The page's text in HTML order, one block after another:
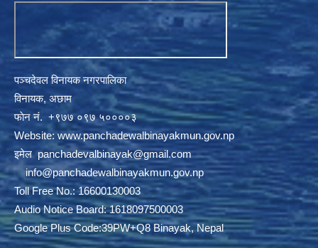
पञ्चदेवल विनायक नगरपालिका
विनायक, अछाम
फाेन नं‍‍‍‍. ‌+९७७ ०९७ ५००००३
Website: www.panchadewalbinayakmun.gov.np
इमेलpanchadevalbinayak@gmail.com
‌ ‌info@panchadewalbinayakmun.gov.np
Toll Free No.: 16600130003
Audio Notice Board: 1618097500003
Google Plus Code:39PW+Q8 Binayak, Nepal